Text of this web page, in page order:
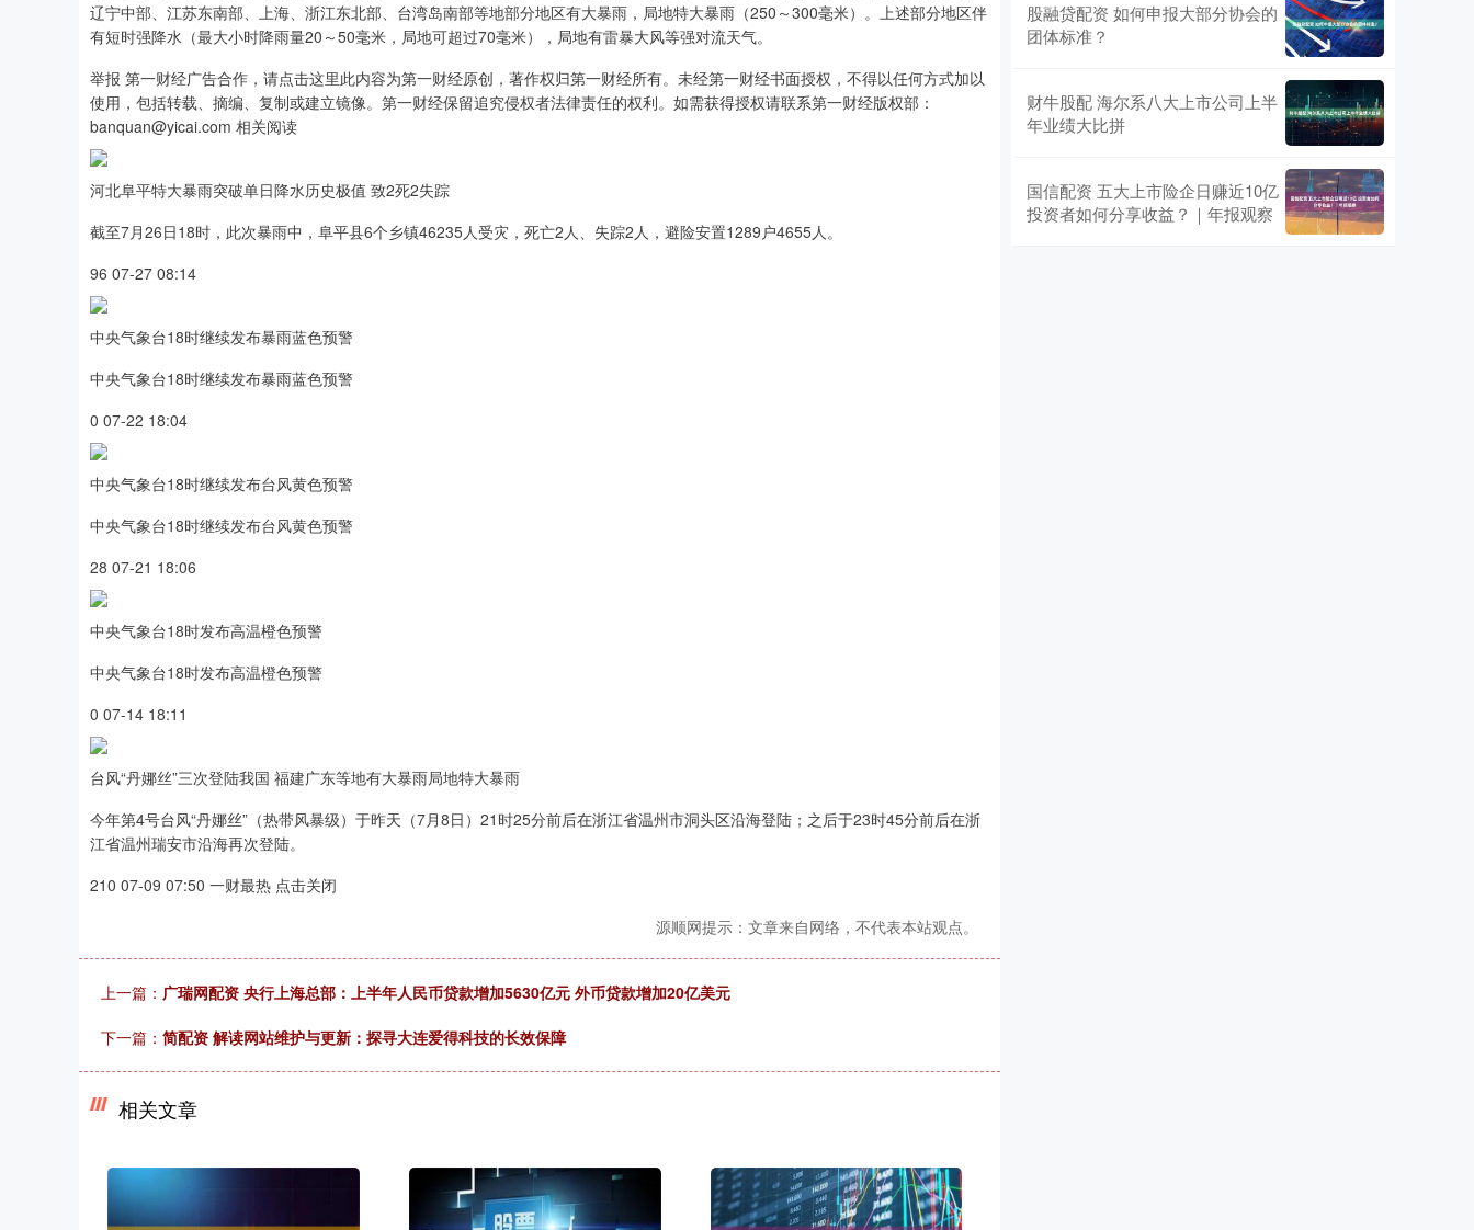
辽宁中部、江苏东南部、上海、浙江东北部、台湾岛南部等地部分地区有大暴雨，局地特大暴雨（250～300毫米）。上述部分地区伴
有短时强降水（最大小时降雨量20～50毫米，局地可超过70毫米），局地有雷暴大风等强对流天气。
举报 第一财经广告合作，请点击这里此内容为第一财经原创，著作权归第一财经所有。未经第一财经书面授权，不得以任何方式加以
使用，包括转载、摘编、复制或建立镜像。第一财经保留追究侵权者法律责任的权利。如需获得授权请联系第一财经版权部：
banquan@yicai.com 相关阅读
河北阜平特大暴雨突破单日降水历史极值 致2死2失踪
截至7月26日18时，此次暴雨中，阜平县6个乡镇46235人受灾，死亡2人、失踪2人，避险安置1289户4655人。
96 07-27 08:14
中央气象台18时继续发布暴雨蓝色预警
中央气象台18时继续发布暴雨蓝色预警
0 07-22 18:04
中央气象台18时继续发布台风黄色预警
中央气象台18时继续发布台风黄色预警
28 07-21 18:06
中央气象台18时发布高温橙色预警
中央气象台18时发布高温橙色预警
0 07-14 18:11
台风“丹娜丝”三次登陆我国 福建广东等地有大暴雨局地特大暴雨
今年第4号台风“丹娜丝”（热带风暴级）于昨天（7月8日）21时25分前后在浙江省温州市洞头区沿海登陆；之后于23时45分前后在浙
江省温州瑞安市沿海再次登陆。
210 07-09 07:50 一财最热 点击关闭
源顺网提示：文章来自网络，不代表本站观点。
上一篇： 广瑞网配资 央行上海总部：上半年人民币贷款增加5630亿元 外币贷款增加20亿美元
下一篇： 简配资 解读网站维护与更新：探寻大连爱得科技的长效保障
相关文章
股融贷配资 如何申报大部分协会的
团体标准？
财牛股配 海尔系八大上市公司上半
年业绩大比拼
国信配资 五大上市险企日赚近10亿
投资者如何分享收益？｜年报观察